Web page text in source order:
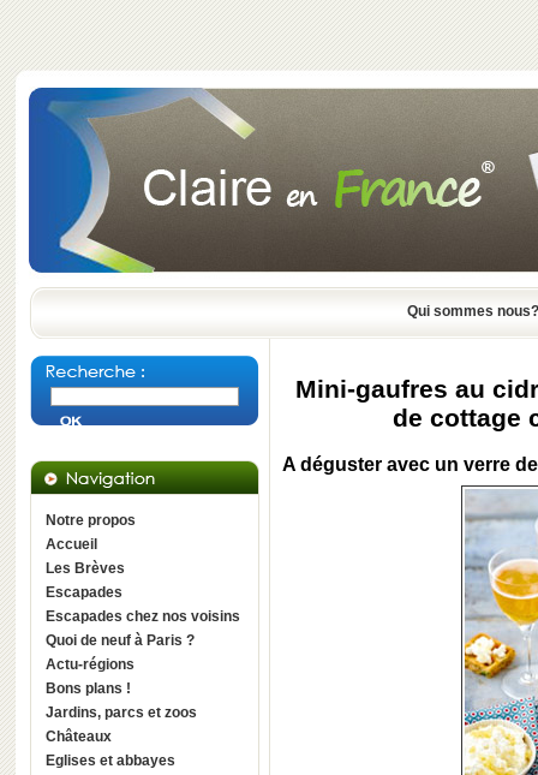
Qui sommes nous?
Notre propos
Accueil
Les Brèves
Escapades
Escapades chez nos voisins
Quoi de neuf à Paris ?
Actu-régions
Bons plans !
Jardins, parcs et zoos
Châteaux
Eglises et abbayes
Mini-gaufres au
de cottage
A déguster avec un verre